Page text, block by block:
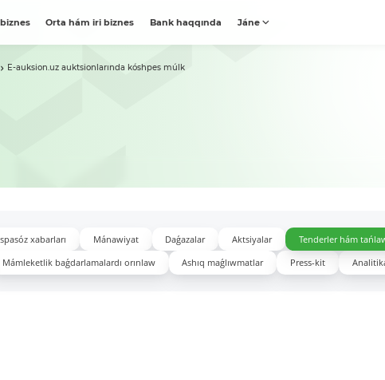
Orta hám iri biznes Bank haqqında Jáne
E-auksion.uz auktsionlarında kóshpes múlk
xabarları Mánawiyat Daǵazalar Aktsiyalar Tenderler hám
Mámleketlik baǵdarlamalardı orınlaw Ashıq maǵlıwmatlar Press-kit